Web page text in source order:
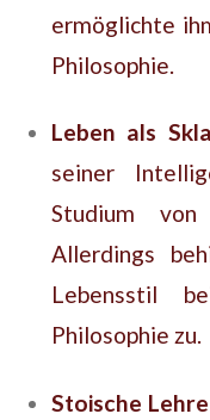
ermöglichte
Philosophie.
Leben als
seiner
Studium
Allerdings
Lebensstil
Philosophie zu.
Stoische